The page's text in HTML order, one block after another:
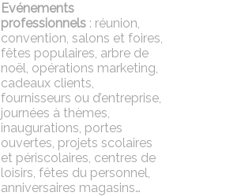
Evénements
professionnels : réunion,
convention, salons et foires,
fêtes populaires, arbre de
noël, opérations marketing,
cadeaux clients,
fournisseurs ou d’entreprise,
journées à thèmes,
inaugurations, portes
ouvertes, projets scolaires
et périscolaires, centres de
loisirs, fêtes du personnel,
anniversaires magasins…